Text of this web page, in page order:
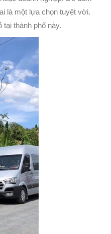
là một lựa chọn tuyệt vời.
thành phố này.